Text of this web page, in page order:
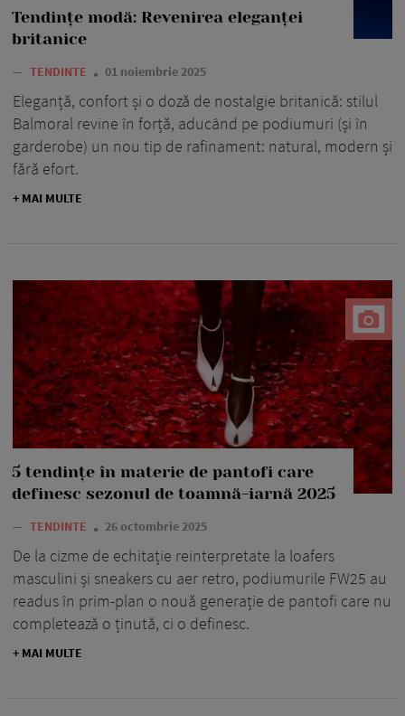
Tendințe modă: Revenirea eleganței
britanice
— TENDINTE 01 noiembrie 2025
Eleganță, confort și o doză de nostalgie britanică: stilul
Balmoral revine în forță, aducând pe podiumuri (și în
garderobe) un nou tip de rafinament: natural, modern și
fără efort.
+ MAI MULTE
5 tendințe în materie de pantofi care
definesc sezonul de toamnă-iarnă 2025
— TENDINTE 26 octombrie 2025
De la cizme de echitație reinterpretate la loafers
masculini și sneakers cu aer retro, podiumurile FW25 au
readus în prim-plan o nouă generație de pantofi care nu
completează o ținută, ci o definesc.
+ MAI MULTE